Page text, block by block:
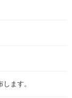
ます。